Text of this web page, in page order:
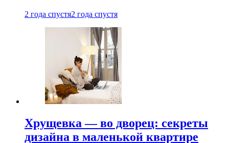
2 года спустя2 года спустя
Хрущевка — во дворец: секреты
дизайна в маленькой квартире